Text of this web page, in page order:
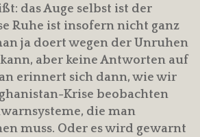
das Auge selbst ist der
Ruhe ist insofern nicht ganz
ja doert wegen der Unruhen
aber keine Antworten auf
erinnert sich dann, wie wir
Krise beobachten
die man
muss. Oder es wird gewarnt